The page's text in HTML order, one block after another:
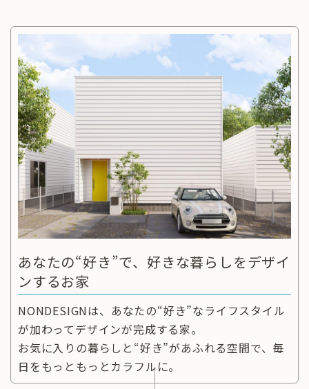
あなたの“好き”で、好きな暮らしをデザイ
ンするお家
NONDESIGNは、あなたの“好き”なライフスタイル
が加わってデザインが完成する家。
お気に入りの暮らしと“好き”があふれる空間で、毎
日をもっともっとカラフルに。